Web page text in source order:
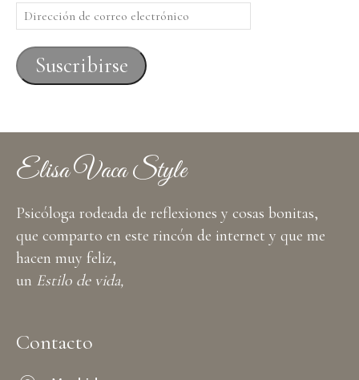
Dirección
de
correo
electrónico
Suscribirse
Elisa Vaca Style
Psicóloga rodeada de reflexiones y cosas bonitas,
que comparto en este rincón de internet y que me
hacen muy feliz,
un Estilo de vida,
Contacto